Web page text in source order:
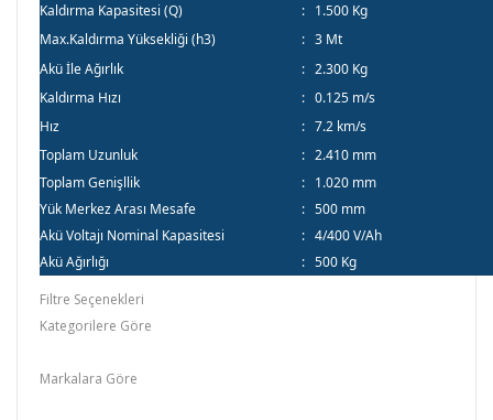
Kaldırma Kapasitesi (Q)
: 1.500 Kg
Max.Kaldırma Yüksekliği (h3)
: 3 Mt
Akü İle Ağırlık
: 2.300 Kg
Kaldırma Hızı
: 0.125 m/s
Hız
: 7.2 km/s
Toplam Uzunluk
: 2.410 mm
Toplam Genişllik
: 1.020 mm
Yük Merkez Arası Mesafe
: 500 mm
Akü Voltajı Nominal Kapasitesi
: 4/400 V/Ah
Akü Ağırlığı
: 500 Kg
Filtre Seçenekleri
Kategorilere Göre
Markalara Göre